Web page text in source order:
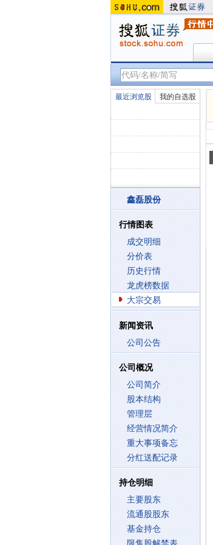
最近浏览股 我的自选股
鑫磊股份
行情图表
成交明细
分价表
历史行情
龙虎榜数据
大宗交易
新闻资讯
公司公告
公司概况
公司简介
股本结构
管理层
经营情况简介
重大事项备忘
分红送配记录
持仓明细
主要股东
流通股股东
基金持仓